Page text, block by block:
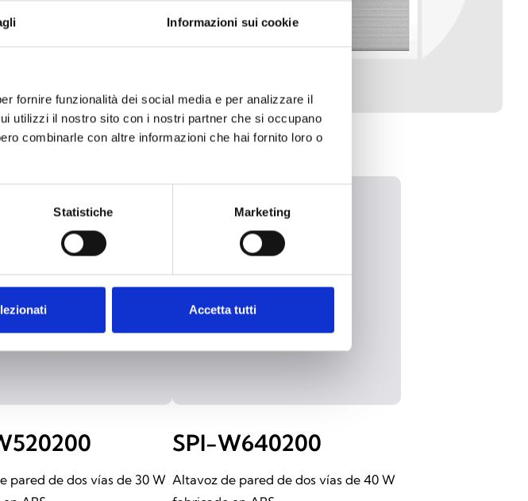
Informazioni sui cookie
fornire funzionalità dei social media e per analizzare il
utilizzi il nostro sito con i nostri partner che si occupano
combinarle con altre informazioni che hai fornito loro o
Statistiche Marketing
Accetta tutti
pared de dos vías de 30 W
SPI-W640200
Altavoz de pared de dos vías de 40 W